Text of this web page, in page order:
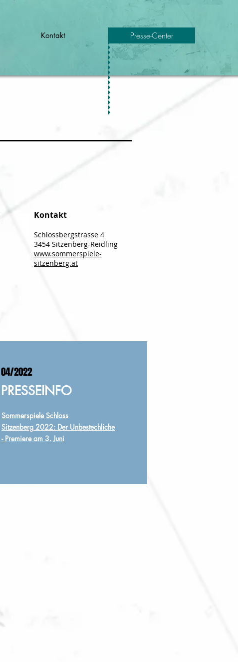
Kontakt Presse-Center
Kontakt
Schlossbergstrasse 4
3454 Sitzenberg-Reidling
www.sommerspiele-
sitzenberg.at
04/2022
PRESSEINFO
Sommerspiele Schloss
Sitzenberg 2022: Der Unbestechliche
- Premiere am 3. Juni